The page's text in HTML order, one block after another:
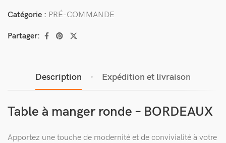
Catégorie : PRÉ-COMMANDE
Partager:
Description Expédition et livraison
Table à manger ronde – BORDEAUX
Apportez une touche de modernité et de convivialité à votre